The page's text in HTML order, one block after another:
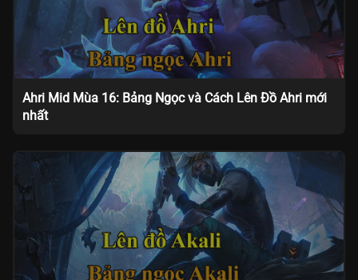
Ahri Mid Mùa 16: Bảng Ngọc và Cách Lên Đồ Ahri mới
nhất